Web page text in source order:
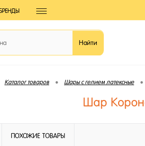
Каталог товаров • Шары с гелием латексные •
Шар
ПОХОЖИЕ ТОВАРЫ